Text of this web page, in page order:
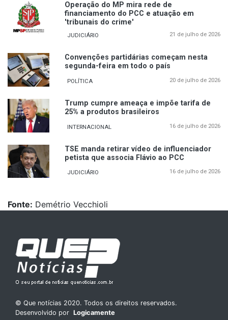
Operação do MP mira rede de
financiamento do PCC e atuação em
'tribunais do crime'
JUDICIÁRIO 21 de julho de 2026
Convenções partidárias começam nesta
segunda-feira em todo o país
POLÍTICA 20 de julho de 2026
Trump cumpre ameaça e impõe tarifa de
25% a produtos brasileiros
INTERNACIONAL 16 de julho de 2026
TSE manda retirar vídeo de influenciador
petista que associa Flávio ao PCC
JUDICIÁRIO 16 de julho de 2026
Fonte: Demétrio Vecchioli
© Que notícias 2020. Todos os direitos reservados.
Desenvolvido por Logicamente